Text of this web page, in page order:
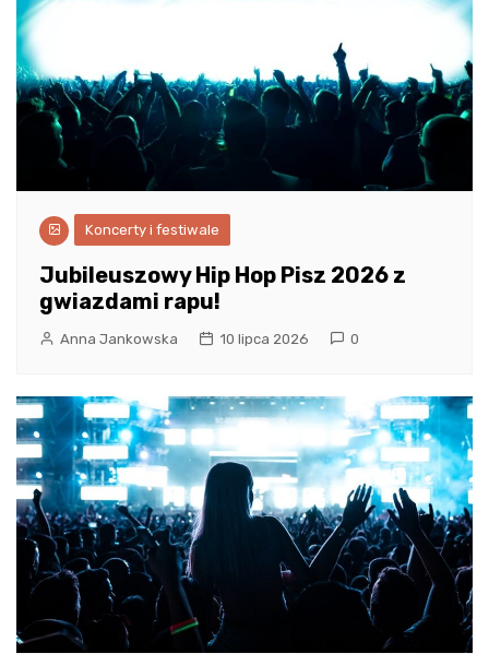
Koncerty i festiwale
Jubileuszowy Hip Hop Pisz 2026 z
gwiazdami rapu!
Anna Jankowska 10 lipca 2026 0